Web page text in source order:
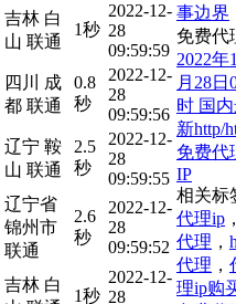
吉林 白
山 联通
1秒
2022-12-
28
09:59:59
四川 成
都 联通
0.8
秒
2022-12-
28
09:59:56
辽宁 鞍
山 联通
2.5
秒
2022-12-
28
09:59:55
辽宁省
锦州市
联通
2.6
秒
2022-12-
28
09:59:52
吉林 白
1秒
2022-12-
28
事边界
免费代
2022年
月28日
时 国
新http/
免费代
IP
相关标
代理ip
代理 ，
代理 ，
理ip购